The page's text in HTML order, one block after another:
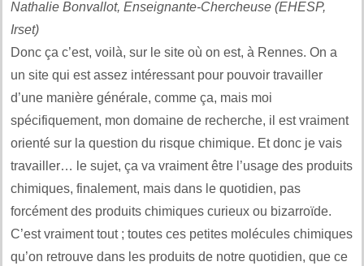
Nathalie Bonvallot, Enseignante-Chercheuse (EHESP,
Irset)
Donc ça c’est, voilà, sur le site où on est, à Rennes. On a
un site qui est assez intéressant pour pouvoir travailler
d’une manière générale, comme ça, mais moi
spécifiquement, mon domaine de recherche, il est vraiment
orienté sur la question du risque chimique. Et donc je vais
travailler… le sujet, ça va vraiment être l’usage des produits
chimiques, finalement, mais dans le quotidien, pas
forcément des produits chimiques curieux ou bizarroïde.
C’est vraiment tout ; toutes ces petites molécules chimiques
qu’on retrouve dans les produits de notre quotidien, que ce